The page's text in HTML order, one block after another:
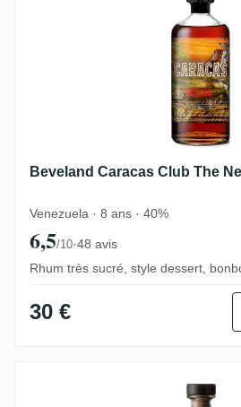
Beveland Caracas Club The
Venezuela · 8 ans · 40%
6,5/10·48 avis
Rhum très sucré, style dessert,
30 €
Beveland Caracas